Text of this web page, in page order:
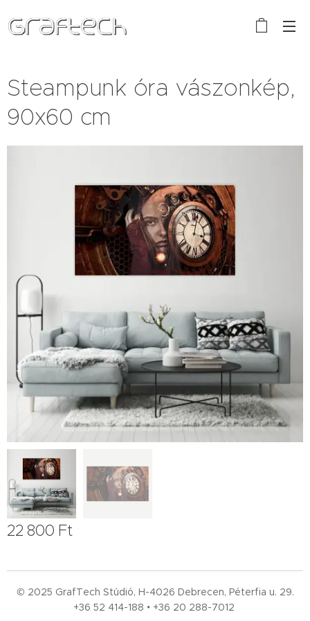
Steampunk óra vászonkép,
90x60 cm
22 800 Ft
© 2025 GrafTech Stúdió, H-4026 Debrecen, Péterfia u. 29.
+36 52 414-188 • +36 20 288-7012